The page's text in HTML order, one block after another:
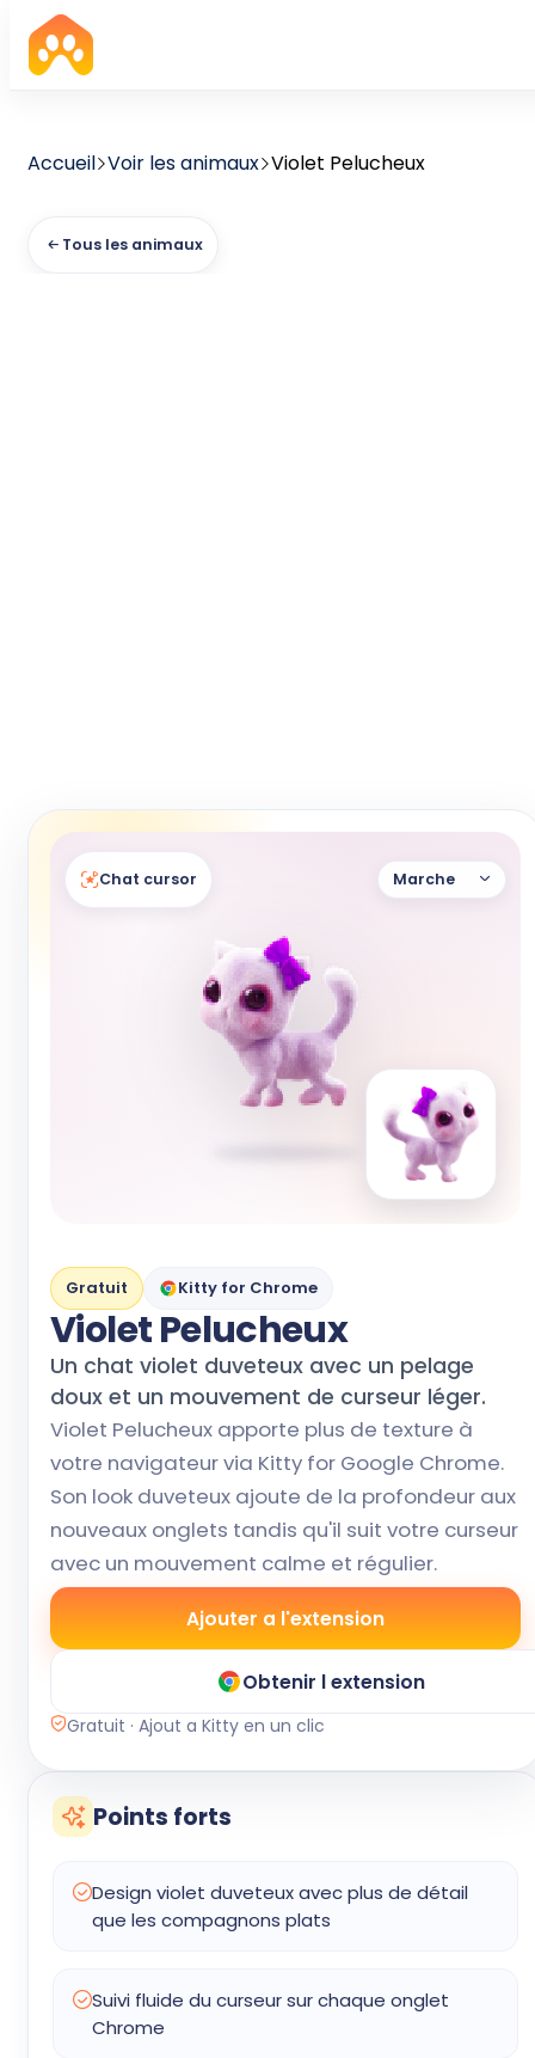
Accueil Voir les animaux Violet Pelucheux
Tous les animaux
Chat cursor Marche
Gratuit Kitty for Chrome
Violet Pelucheux
Un chat violet duveteux avec un pelage
doux et un mouvement de curseur léger.
Violet Pelucheux apporte plus de texture à
votre navigateur via Kitty for Google Chrome.
Son look duveteux ajoute de la profondeur aux
nouveaux onglets tandis qu'il suit votre curseur
avec un mouvement calme et régulier.
Ajouter a l'extension
Obtenir l extension
Gratuit · Ajout a Kitty en un clic
Points forts
Design violet duveteux avec plus de détail
que les compagnons plats
Suivi fluide du curseur sur chaque onglet
Chrome